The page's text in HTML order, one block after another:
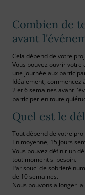
Combien de
avant
Cela dépend de votre
Vous pouvez ouvrir votre
une journée aux
Idéalement, commencez
2 et 6 semaines avant
participer en toute
Quel est le
Tout dépend de votre
En moyenne, 15 jours
Vous pouvez définir un
tout moment si besoin.
Par souci de sobriété
de 10 semaines.
Nous pouvons allonger